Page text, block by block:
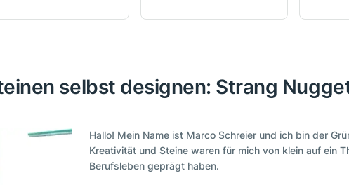
selbst designen: Strang
Hallo! Mein Name ist Marco Schreier und ich bin der
Kreativität und Steine waren für mich von klein auf ein
Berufsleben geprägt haben.